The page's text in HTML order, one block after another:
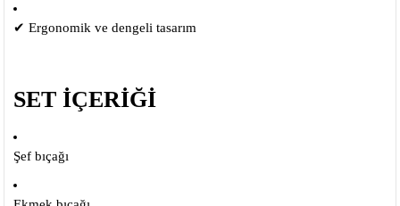
✔ Ergonomik ve dengeli tasarım
SET İÇERİĞİ
Şef bıçağı